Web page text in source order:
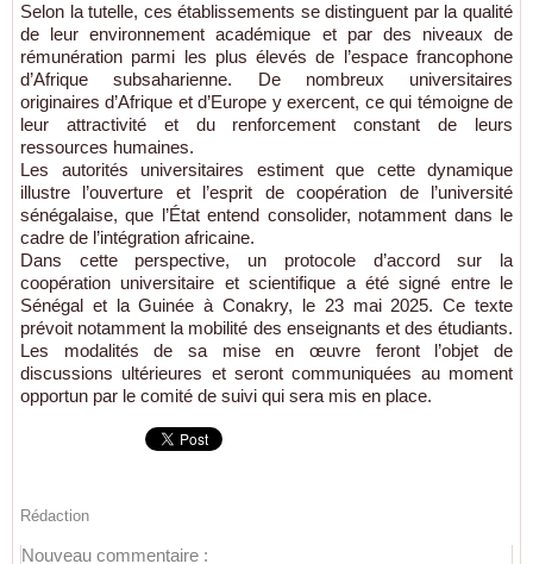
Selon la tutelle, ces établissements se distinguent par la qualité
de leur environnement académique et par des niveaux de
rémunération parmi les plus élevés de l’espace francophone
d’Afrique subsaharienne. De nombreux universitaires
originaires d’Afrique et d’Europe y exercent, ce qui témoigne de
leur attractivité et du renforcement constant de leurs
ressources humaines.
Les autorités universitaires estiment que cette dynamique
illustre l’ouverture et l’esprit de coopération de l’université
sénégalaise, que l’État entend consolider, notamment dans le
cadre de l’intégration africaine.
Dans cette perspective, un protocole d’accord sur la
coopération universitaire et scientifique a été signé entre le
Sénégal et la Guinée à Conakry, le 23 mai 2025. Ce texte
prévoit notamment la mobilité des enseignants et des étudiants.
Les modalités de sa mise en œuvre feront l’objet de
discussions ultérieures et seront communiquées au moment
opportun par le comité de suivi qui sera mis en place.
Rédaction
Nouveau commentaire :